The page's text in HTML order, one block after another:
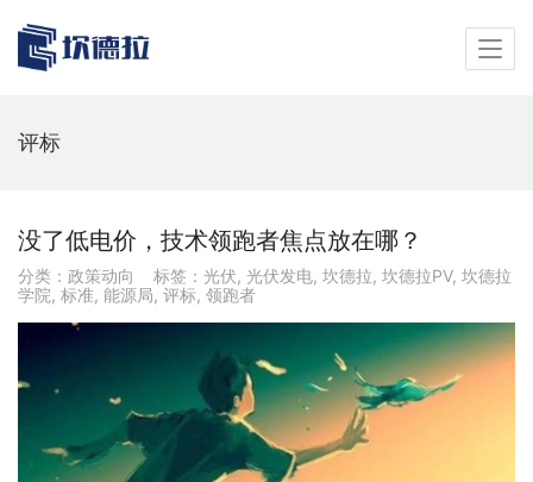
评标
没了低电价，技术领跑者焦点放在哪？
分类： 政策动向 标签： 光伏, 光伏发电, 坎德拉, 坎德拉PV, 坎德拉
学院, 标准, 能源局, 评标, 领跑者